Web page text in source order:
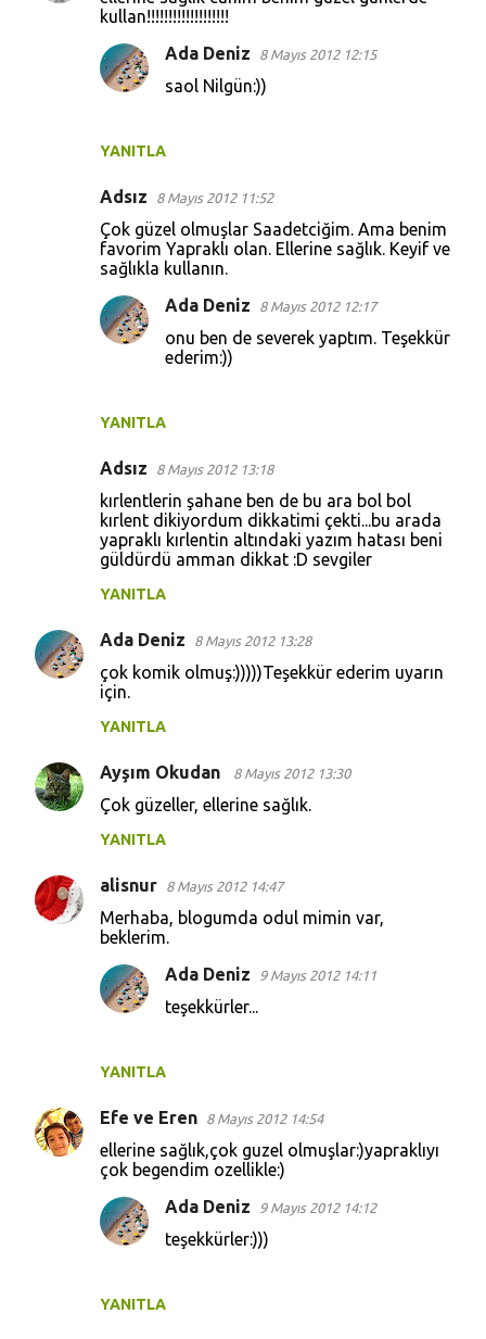
kullan!!!!!!!!!!!!!!!!!!!
YANITLA
Ada Deniz 8 Mayıs 2012 12:15
saol Nilgün:))
Adsız 8 Mayıs 2012 11:52
Çok güzel olmuşlar Saadetciğim. Ama benim
favorim Yapraklı olan. Ellerine sağlık. Keyif ve
sağlıkla kullanın.
YANITLA
Ada Deniz 8 Mayıs 2012 12:17
onu ben de severek yaptım. Teşekkür
ederim:))
Adsız 8 Mayıs 2012 13:18
kırlentlerin şahane ben de bu ara bol bol
kırlent dikiyordum dikkatimi çekti...bu arada
yapraklı kırlentin altındaki yazım hatası beni
güldürdü amman dikkat :D sevgiler
YANITLA
Ada Deniz 8 Mayıs 2012 13:28
çok komik olmuş:)))))Teşekkür ederim uyarın
için.
YANITLA
Ayşım Okudan 8 Mayıs 2012 13:30
Çok güzeller, ellerine sağlık.
YANITLA
alisnur 8 Mayıs 2012 14:47
Merhaba, blogumda odul mimin var,
beklerim.
YANITLA
Ada Deniz 9 Mayıs 2012 14:11
teşekkürler...
Efe ve Eren 8 Mayıs 2012 14:54
ellerine sağlık,çok guzel olmuşlar:)yapraklıyı
çok begendim ozellikle:)
YANITLA
Ada Deniz 9 Mayıs 2012 14:12
teşekkürler:)))